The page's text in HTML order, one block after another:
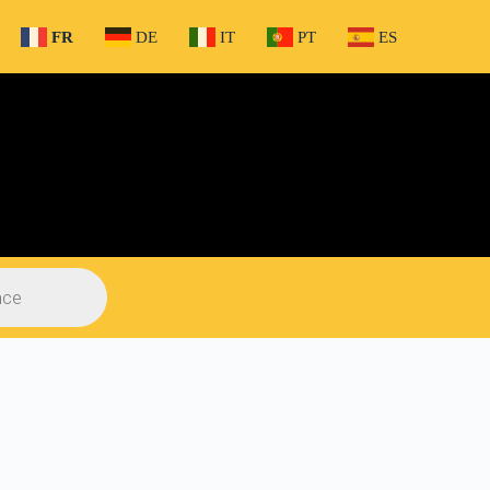
FR DE IT PT ES